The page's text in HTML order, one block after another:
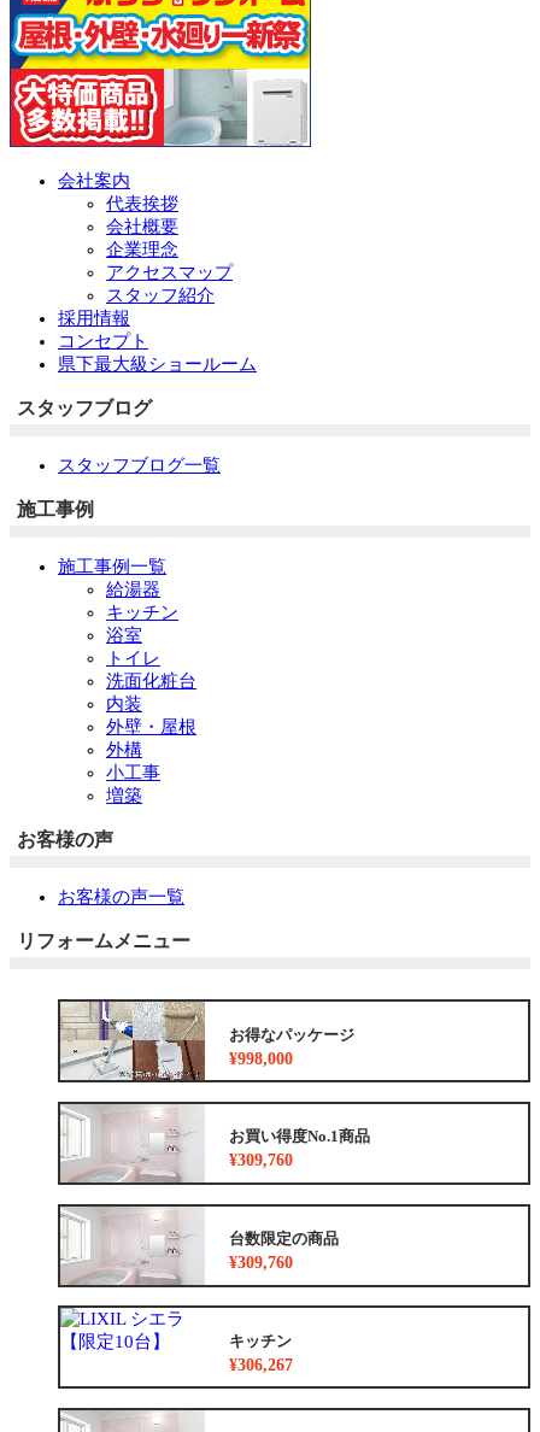
会社案内
代表挨拶
会社概要
企業理念
アクセスマップ
スタッフ紹介
採用情報
コンセプト
県下最大級ショールーム
スタッフブログ
スタッフブログ一覧
施工事例
施工事例一覧
給湯器
キッチン
浴室
トイレ
洗面化粧台
内装
外壁・屋根
外構
小工事
増築
お客様の声
お客様の声一覧
リフォームメニュー
お得なパッケージ
¥998,000
お買い得度No.1商品
¥309,760
台数限定の商品
¥309,760
キッチン
¥306,267